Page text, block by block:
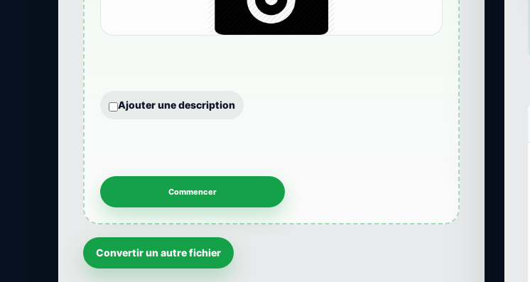
Ajouter une description
Convertir un autre fichier